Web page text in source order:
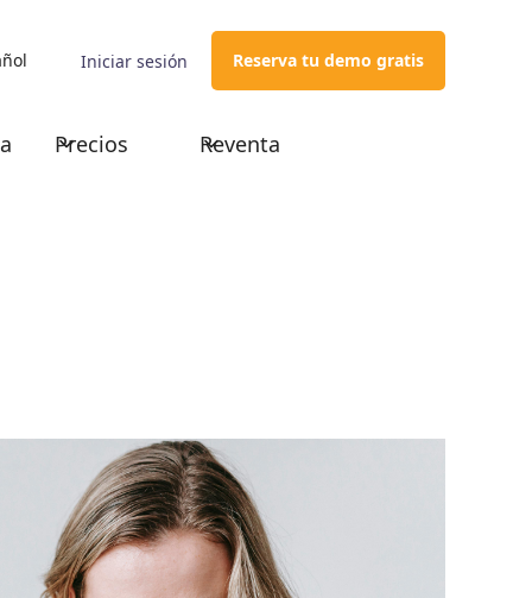
Iniciar sesión Reserva tu demo gratis
Precios Reventa